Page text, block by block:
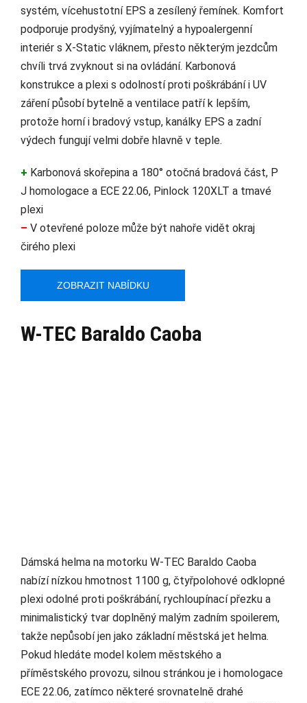
systém, vícehustotní EPS a zesílený řemínek. Komfort
podporuje prodyšný, vyjímatelný a hypoalergenní
interiér s X-Static vláknem, přesto některým jezdcům
chvíli trvá zvyknout si na ovládání. Karbonová
konstrukce a plexi s odolností proti poškrábání i UV
záření působí bytelně a ventilace patří k lepším,
protože horní i bradový vstup, kanálky EPS a zadní
výdech fungují velmi dobře hlavně v teple.
+ Karbonová skořepina a 180° otočná bradová část, P
J homologace a ECE 22.06, Pinlock 120XLT a tmavé
plexi
– V otevřené poloze může být nahoře vidět okraj
čirého plexi
ZOBRAZIT NABÍDKU
W-TEC Baraldo Caoba
Dámská helma na motorku W-TEC Baraldo Caoba
nabízí nízkou hmotnost 1100 g, čtyřpolohové odklopné
plexi odolné proti poškrábání, rychloupínací přezku a
minimalistický tvar doplněný malým zadním spoilerem,
takže nepůsobí jen jako základní městská jet helma.
Pokud hledáte model kolem městského a
příměstského provozu, silnou stránkou je i homologace
ECE 22.06, zatímco některé srovnatelně drahé